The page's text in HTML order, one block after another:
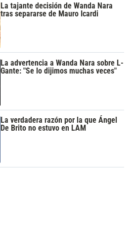
La tajante decisión de Wanda Nara
tras separarse de Mauro Icardi
La advertencia a Wanda Nara sobre L-
Gante: "Se lo dijimos muchas veces"
La verdadera razón por la que Ángel
De Brito no estuvo en LAM